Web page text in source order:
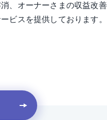
、オーナーさまの収益改
ビスを提供しております。